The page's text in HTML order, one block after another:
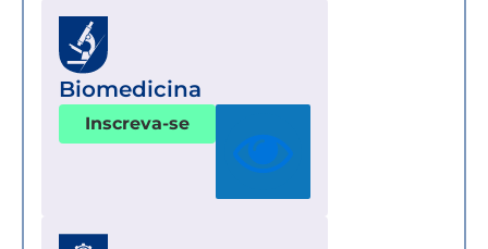
Biomedicina
Inscreva-se